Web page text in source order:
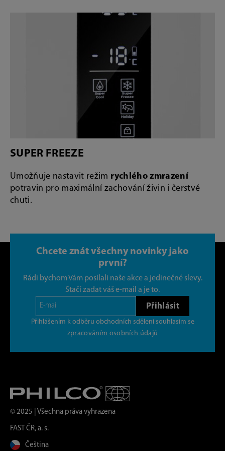
SUPER FREEZE
Umožňuje nastavit režim rychlého zmrazení
potravin pro maximální zachování živin i čerstvé
chuti.
Chcete znát všechny novinky jako
první?
Rádi bychom Vám posílali naše akce a jedinečné slevy.
Stačí zadat váš e-mail a je to.
Přihlásit
Přihlášením k odběru obchodních sdělení souhlasím se
zpracováním osobních údajů
© 2025 | Všechna práva vyhrazena
FAST ČR, a. s.
Čeština